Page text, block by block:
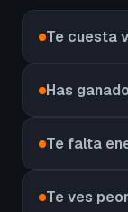
Te cuesta
Has
Te falta
Te ves